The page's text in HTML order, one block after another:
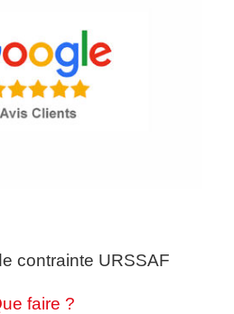
contrainte URSSAF
faire ?